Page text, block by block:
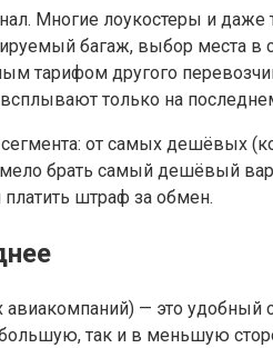
Многие лоукостеры и
багаж, выбор места
тарифом другого
только на
от самых дешёвых
брать самый дешёвый
штраф за обмен.
— это удобный
так и в меньшую